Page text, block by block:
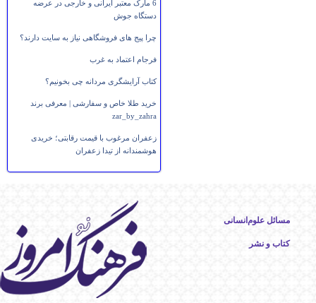
6 مارک معتبر ایرانی و خارجی در عرضه
دستگاه جوش
چرا پیج های فروشگاهی نیاز به سایت دارند؟
فرجام اعتماد به غرب
کتاب آرایشگری مردانه چی بخونیم؟
خرید طلا خاص و سفارشی | معرفی برند
zar_by_zahra
زعفران مرغوب با قیمت رقابتی؛ خریدی
هوشمندانه از تیدا زعفران
مسائل علوم‌انسانی
کتاب و نشر